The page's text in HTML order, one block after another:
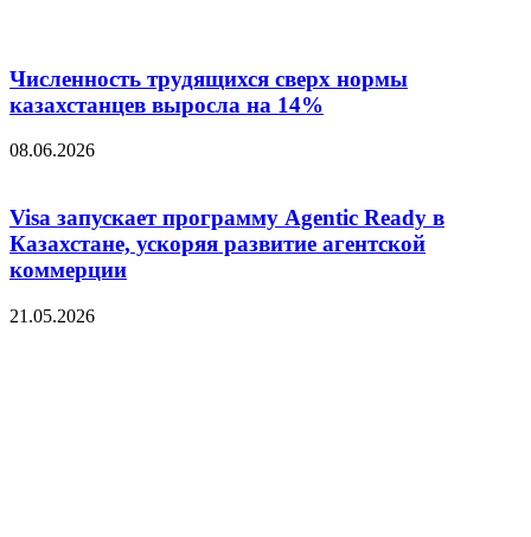
Численность трудящихся сверх нормы
казахстанцев выросла на 14%
08.06.2026
Visa запускает программу Agentic Ready в
Казахстане, ускоряя развитие агентской
коммерции
21.05.2026